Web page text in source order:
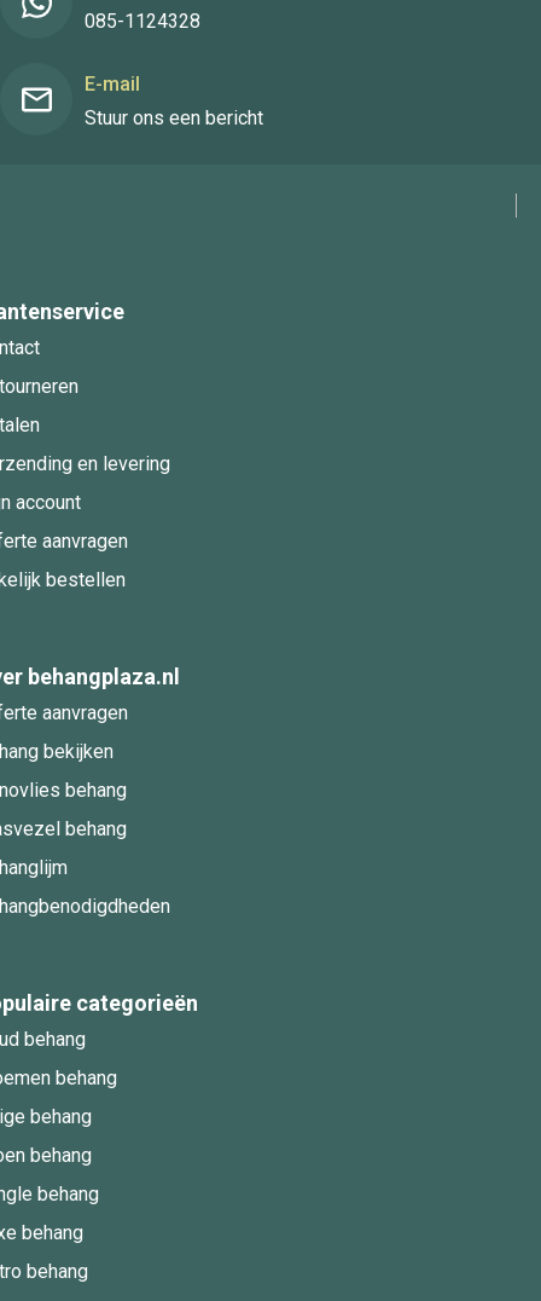
085-1124328
E-mail
Stuur ons een bericht
en levering
account
aanvragen
bestellen
behangplaza.nl
aanvragen
bekijken
behang
behang
categorieën
behang
behang
behang
behang
behang
behang
behang